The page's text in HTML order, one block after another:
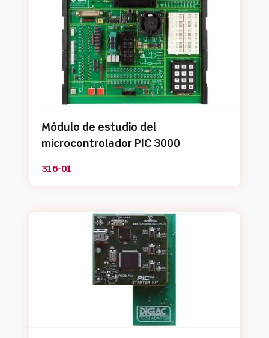
Módulo de estudio del
microcontrolador PIC 3000
316-01